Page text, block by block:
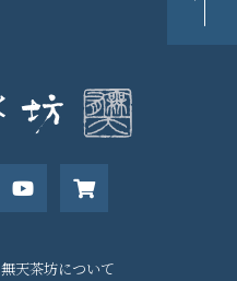
無天茶坊について